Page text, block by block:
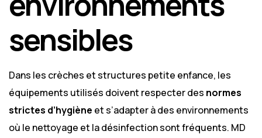
sensibles
Dans les crèches et structures petite enfance, les
équipements utilisés doivent respecter des normes
strictes d’hygiène et s’adapter à des environnements
où le nettoyage et la désinfection sont fréquents. MD